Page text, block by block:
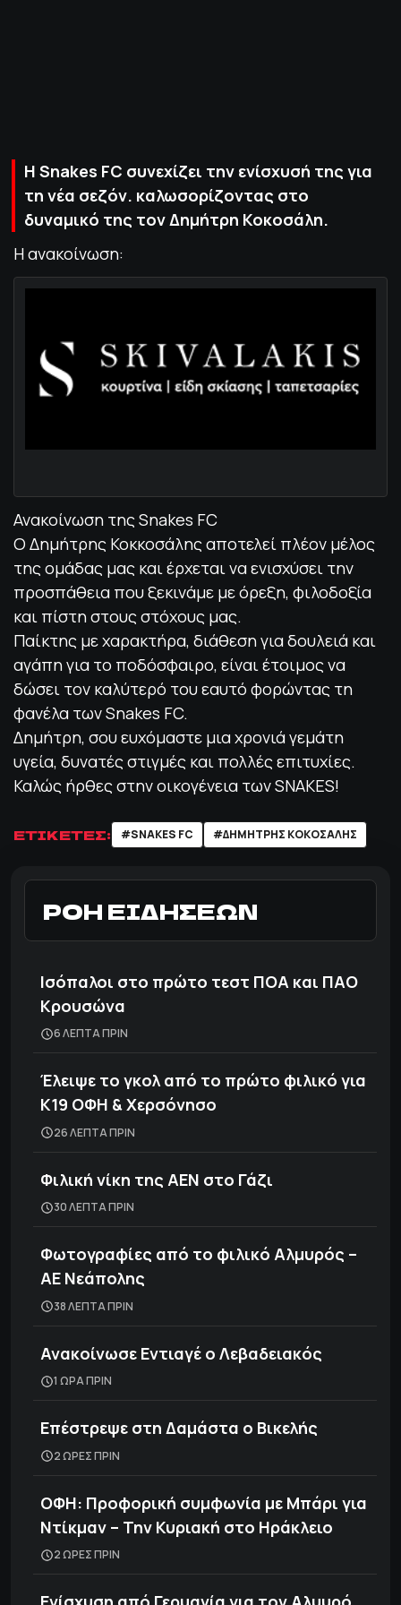
Η Snakes FC συνεχίζει την ενίσχυσή της για
τη νέα σεζόν. καλωσορίζοντας στο
δυναμικό της τον Δημήτρη Κοκοσάλη.
Η ανακοίνωση:
Ανακοίνωση της Snakes FC
Ο Δημήτρης Κοκκοσάλης αποτελεί πλέον μέλος
της ομάδας μας και έρχεται να ενισχύσει την
προσπάθεια που ξεκινάμε με όρεξη, φιλοδοξία
και πίστη στους στόχους μας.
Παίκτης με χαρακτήρα, διάθεση για δουλειά και
αγάπη για το ποδόσφαιρο, είναι έτοιμος να
δώσει τον καλύτερό του εαυτό φορώντας τη
φανέλα των Snakes FC.
Δημήτρη, σου ευχόμαστε μια χρονιά γεμάτη
υγεία, δυνατές στιγμές και πολλές επιτυχίες.
Καλώς ήρθες στην οικογένεια των SNAKES!
ΕΤΙΚΕΤΕΣ: #SNAKES FC #ΔΗΜΗΤΡΗΣ ΚΟΚΟΣΑΛΗΣ
ΡΟΗ ΕΙΔΗΣΕΩΝ
Ισόπαλοι στο πρώτο τεστ ΠΟΑ και ΠΑΟ
Κρουσώνα
6 ΛΕΠΤΑ ΠΡΙΝ
Έλειψε το γκολ από το πρώτο φιλικό για
Κ19 ΟΦΗ & Χερσόνησο
26 ΛΕΠΤΑ ΠΡΙΝ
Φιλική νίκη της ΑΕΝ στο Γάζι
30 ΛΕΠΤΑ ΠΡΙΝ
Φωτογραφίες από το φιλικό Αλμυρός –
ΑΕ Νεάπολης
38 ΛΕΠΤΑ ΠΡΙΝ
Ανακοίνωσε Εντιαγέ ο Λεβαδειακός
1 ΩΡΑ ΠΡΙΝ
Επέστρεψε στη Δαμάστα ο Βικελής
2 ΩΡΕΣ ΠΡΙΝ
ΟΦΗ: Προφορική συμφωνία με Μπάρι για
Ντίκμαν – Την Κυριακή στο Ηράκλειο
2 ΩΡΕΣ ΠΡΙΝ